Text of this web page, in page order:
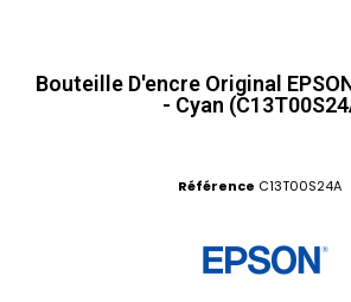
Bouteille D'encre Original
- Cyan
Référence C13T00S24A